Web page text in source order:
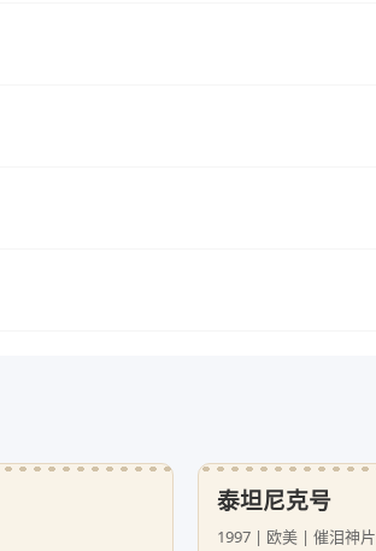
泰坦尼克号
1997 | 欧美 | 催泪神片